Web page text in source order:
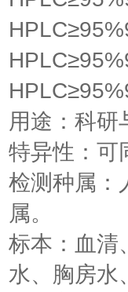
用途：科研
特异性：可
检测种属：
属。
标本：血清
水、胸房水